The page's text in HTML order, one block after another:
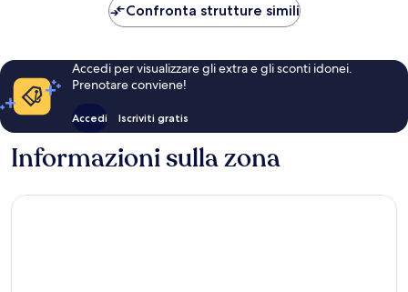
180 €
Confronta strutture simili
Accedi per visualizzare gli extra e gli sconti idonei.
Prenotare conviene!
Accedi Iscriviti gratis
Informazioni sulla zona